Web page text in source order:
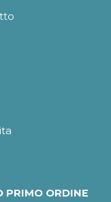
PRIMO ORDINE